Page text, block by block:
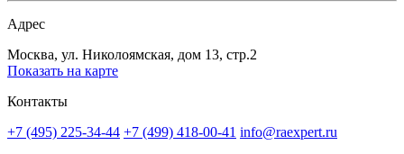
Адрес
Москва, ул. Николоямская, дом 13, стр.2
Показать на карте
Контакты
+7 (495) 225-34-44 +7 (499) 418-00-41 info@raexpert.ru